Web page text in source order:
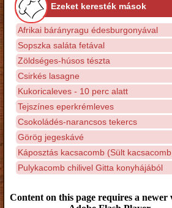
Ezeket keresték mások
Afrikai bárányragu édesburgonyával
Sopszka saláta fetával
Zöldséges-húsos tészta
Csirkés lasagne
Kukoricaleves - 10 perc alatt
Tejszínes eperkrémleves
Csokoládés-narancsos tekercs
Görög jegeskávé
Káposztás kacsacomb (Sült
Pulykacomb chilivel Gitta konyhájából
Content on this page requires a newer